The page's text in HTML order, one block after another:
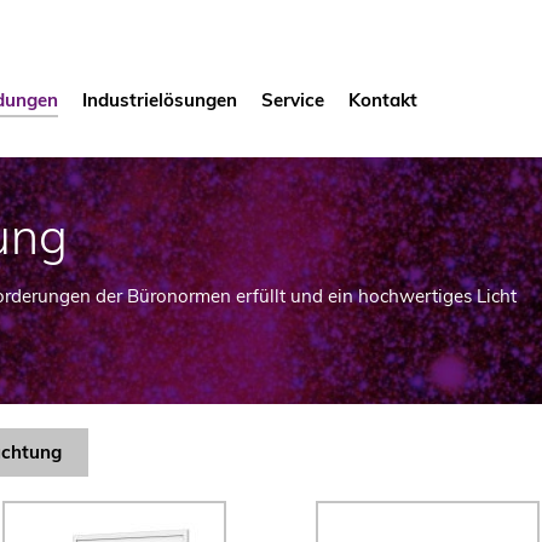
Industrielösungen Service Kontakt
der Büronormen erfüllt und ein hochwertiges Licht